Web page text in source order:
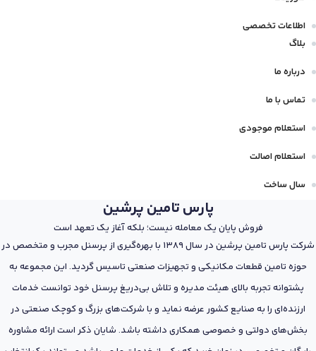
اطلاعات تخصصی
بلاگ
درباره ما
تماس با ما
استعلام موجودی
استعلام اصالت
سال ساخت
پارس تامین پرشین
فروش پایان یک معامله نیست؛ بلکه آغاز یک تعهد است
شرکت پارس تامین پرشین در سال 1389 با بهره‌گیری از پرسنل مجرب و متخصص در
حوزه تامین قطعات مکانیکی و تجهیزات صنعتی تاسیس گردید. این مجموعه به
پشتوانه تجربه بالای هیئت مدیره و تلاش بی‌دریغ پرسنل خود توانست خدمات
ارزنده‌ای را به صنایع کشور عرضه نماید و با شرکت‌های بزرگ و کوچک صنعتی در
بخش‌های دولتی و خصوصی همکاری داشته باشد. شایان ذکر است ارائه مشاوره